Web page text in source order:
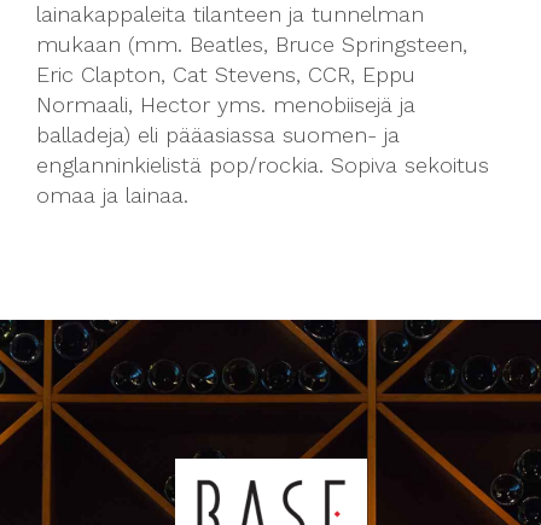
lainakappaleita tilanteen ja tunnelman
mukaan (mm. Beatles, Bruce Springsteen,
Eric Clapton, Cat Stevens, CCR, Eppu
Normaali, Hector yms. menobiisejä ja
balladeja) eli pääasiassa suomen- ja
englanninkielistä pop/rockia. Sopiva sekoitus
omaa ja lainaa.